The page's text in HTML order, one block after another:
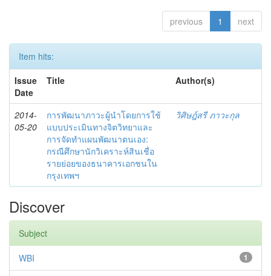
previous 1 next
Item hits:
Issue
Date
Title Author(s)
2014-
05-20
การพัฒนาภาวะผู้นำโดยการใช้
แบบประเมินทางจิตวิทยาและ
การจัดทำแผนพัฒนาตนเอง:
กรณีศึกษานักวิเคราะห์สินเชื่อ
รายย่อยของธนาคารเอกชนใน
กรุงเทพฯ
วิศิษฎ์สรี ภาวะกุล
Discover
Subject
1
WBI